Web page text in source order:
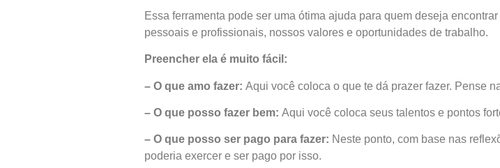
Essa ferramenta pode ser uma ótima ajuda para quem deseja
pessoais e profissionais, nossos valores e oportunidades de trabalho.
Preencher ela é muito fácil:
– O que amo fazer: Aqui você coloca o que te dá prazer fazer. Pense
– O que posso fazer bem: Aqui você coloca seus talentos e pontos
– O que posso ser pago para fazer: Neste ponto, com base nas
poderia exercer e ser pago por isso.